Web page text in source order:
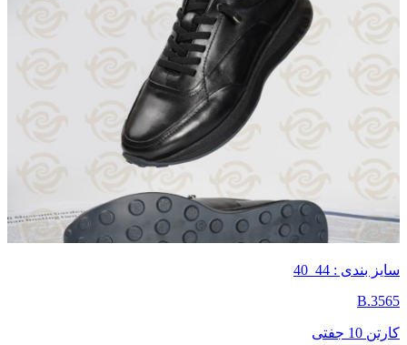
سایز بندی : 44_40
B.3565
کارتن 10 جفتی